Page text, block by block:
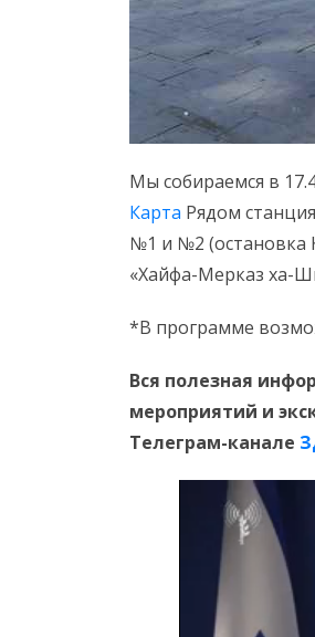
Мы собираемся в
Карта Рядом
№1 и №2 (остановка
«Хайфа-Мерказ ха-
*В программе
Вся полезная
мероприятий и
Телеграм-канале